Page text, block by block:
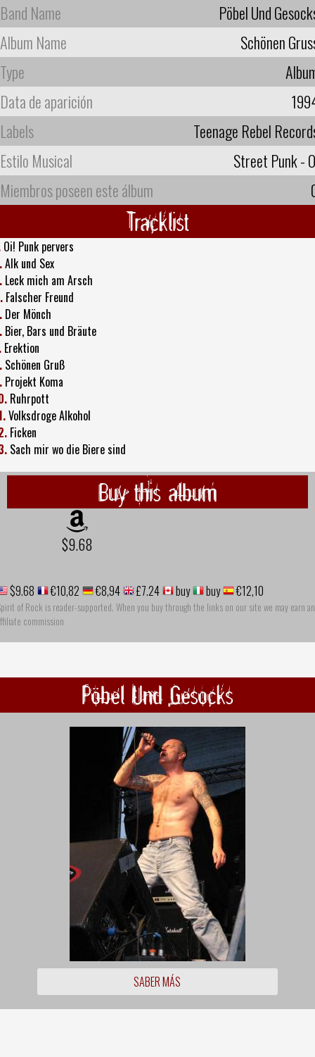
Band Name
Pöbel Und
Album Name
Schönen
Type
Data de aparición
Labels
Teenage Rebel
Estilo Musical
Street Punk -
Miembros poseen este álbum
Tracklist
Oi! Punk pervers
Alk und Sex
Leck mich am Arsch
Falscher Freund
Der Mönch
Bier, Bars und Bräute
Erektion
Schönen Gruß
Projekt Koma
Ruhrpott
Volksdroge Alkohol
Ficken
Sach mir wo die Biere sind
Buy this album
$9.68
$9.68 €10,82 €8,94 £7.24 buy buy €12,10
of Rock is reader-supported. When you buy through the links on our site we may earn an
commission
Pöbel Und Gesocks
SABER MÁS